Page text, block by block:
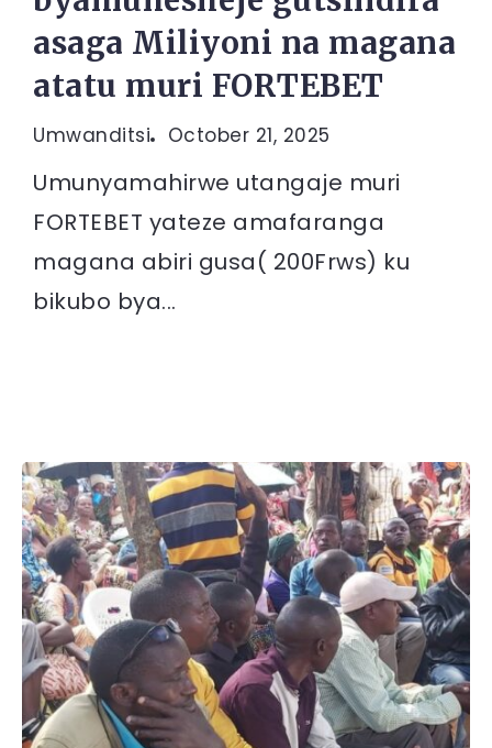
asaga Miliyoni na magana
atatu muri FORTEBET
Umwanditsi October 21, 2025
Umunyamahirwe utangaje muri
FORTEBET yateze amafaranga
magana abiri gusa( 200Frws) ku
bikubo bya...